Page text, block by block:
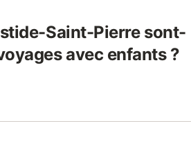
Saint-Pierre sont-
avec enfants ?